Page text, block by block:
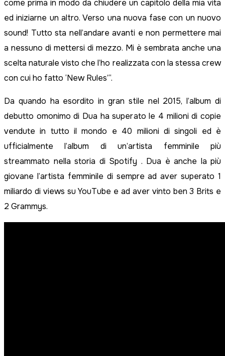
come prima in modo da chiudere un capitolo della mia vita
ed iniziarne un altro. Verso una nuova fase con un nuovo
sound! Tutto sta nell’andare avanti e non permettere mai
a nessuno di mettersi di mezzo. Mi è sembrata anche una
scelta naturale visto che l’ho realizzata con la stessa crew
con cui ho fatto ‘New Rules’“.
Da quando ha esordito in gran stile nel 2015, l’album di
debutto omonimo di Dua ha superato le 4 milioni di copie
vendute in tutto il mondo e 40 milioni di singoli ed è
ufficialmente l’album di un’artista femminile più
streammato nella storia di Spotify . Dua è anche la più
giovane l’artista femminile di sempre ad aver superato 1
miliardo di views su YouTube e ad aver vinto ben 3 Brits e
2 Grammys.